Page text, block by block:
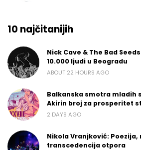
10 najčitanijih
Nick Cave & The Bad
10.000 ljudi u Beogradu
ABOUT 22 HOURS AGO
Balkanska smotra mladih
Akirin broj za prosperitet
2 DAYS AGO
Nikola Vranjković: Poezija,
transcedencija otpora